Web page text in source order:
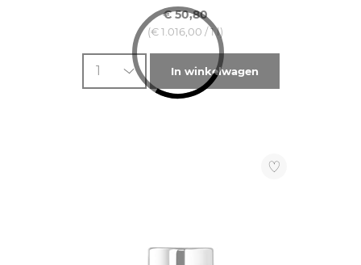
€ 50,80
(€ 1.016,00 / 1 l)
1 In winkelwagen